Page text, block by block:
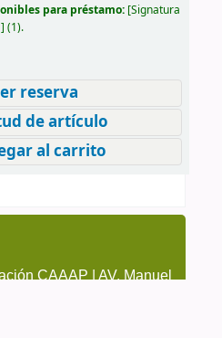
para préstamo: Signatura
(1).
reserva
de artículo
al carrito
CAAAP | AV. Manuel